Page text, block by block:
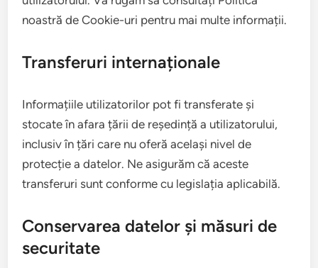
noastră de Cookie-uri pentru mai multe informații.
Transferuri internaționale
Informațiile utilizatorilor pot fi transferate și
stocate în afara țării de reședință a utilizatorului,
inclusiv în țări care nu oferă același nivel de
protecție a datelor. Ne asigurăm că aceste
transferuri sunt conforme cu legislația aplicabilă.
Conservarea datelor și măsuri de
securitate